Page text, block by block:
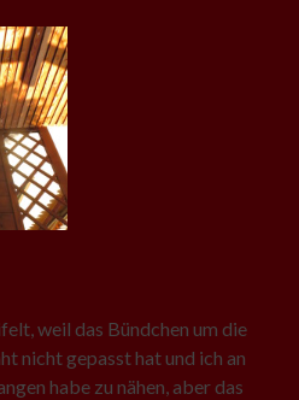
weil das Bündchen um die
nicht gepasst hat und ich an
habe zu nähen, aber das